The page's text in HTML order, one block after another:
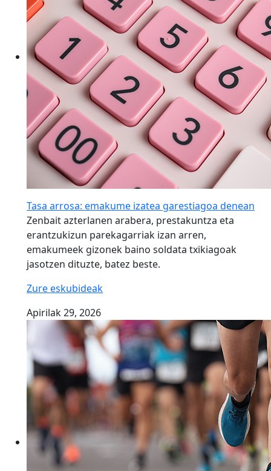
Tasa arrosa: emakume izatea garestiagoa denean
Zenbait azterlanen arabera, prestakuntza eta
erantzukizun parekagarriak izan arren,
emakumeek gizonek baino soldata txikiagoak
jasotzen dituzte, batez beste.
Zure eskubideak
Apirilak 29, 2026